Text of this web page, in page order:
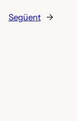
Següent →